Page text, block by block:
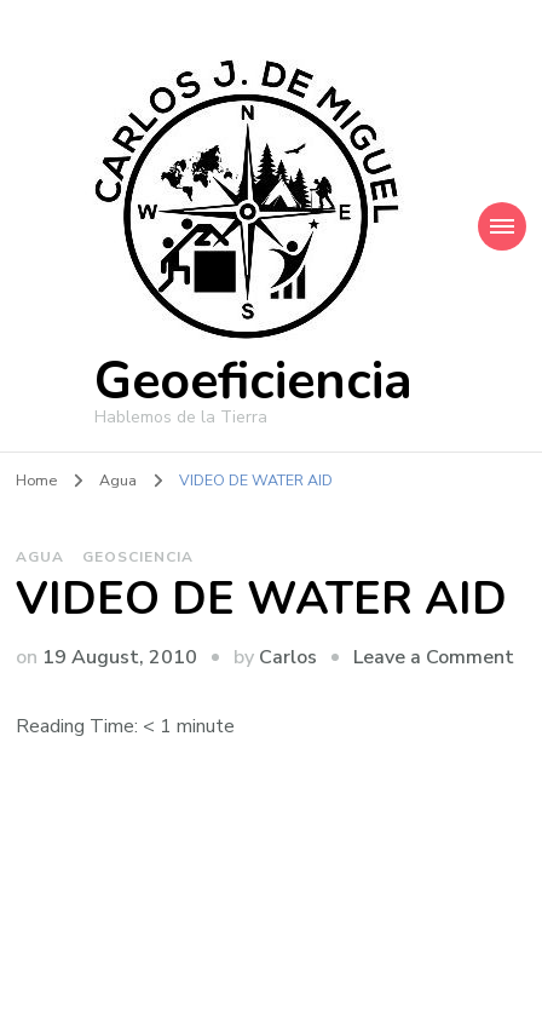
Geoeficiencia
Hablemos de la Tierra
Home Agua VIDEO DE WATER AID
AGUA GEOSCIENCIA
VIDEO DE WATER AID
on 19 August, 2010 by Carlos Leave a Commenton
Reading Time: < 1 minute